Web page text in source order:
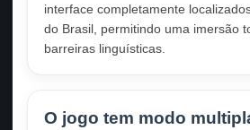
interface completamente
do Brasil, permitindo uma imersão
barreiras linguísticas.
O jogo tem modo